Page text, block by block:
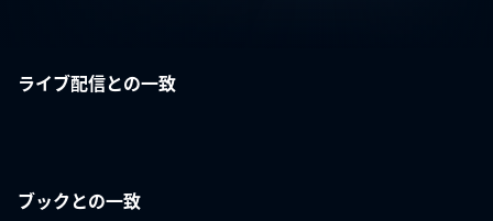
ライブ配信との一致
ブックとの一致